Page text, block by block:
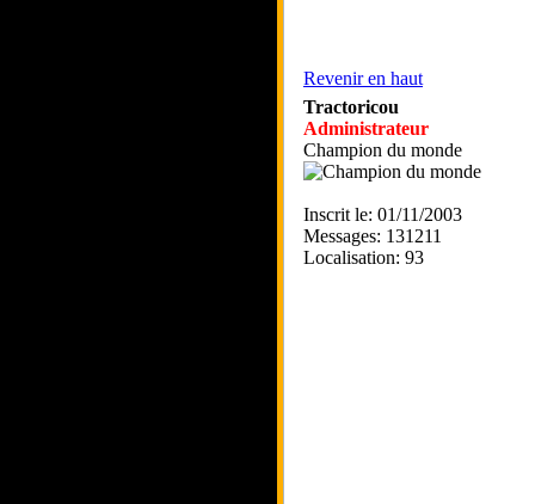
Revenir en haut
Tractoricou
Administrateur
Champion du monde
Inscrit le: 01/11/2003
Messages: 131211
Localisation: 93